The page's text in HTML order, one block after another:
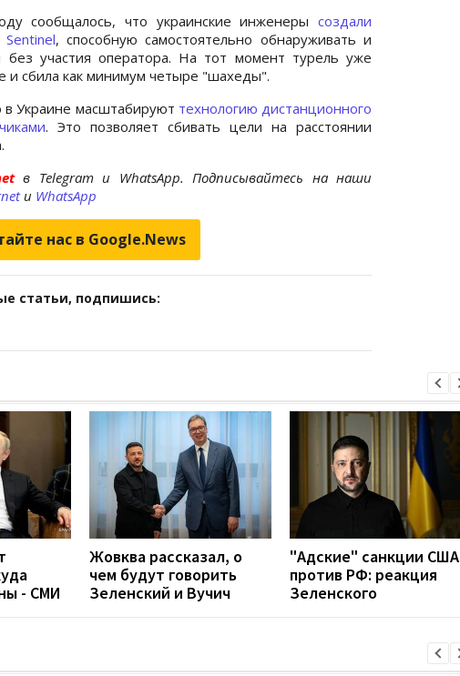
сообщалось, что украинские инженеры создали
, способную самостоятельно обнаруживать и
без участия оператора. На тот момент турель уже
и сбила как минимум четыре "шахеды".
в Украине масштабируют технологию дистанционного
. Это позволяет сбивать цели на расстоянии
в Telegram и WhatsApp. Подписывайтесь на наши
и WhatsApp
нас в Google.News
статьи, подпишись:
- СМИ
Жовква рассказал, о
чем будут говорить
Зеленский и Вучич
"Адские" санкции США
против РФ: реакция
Зеленского